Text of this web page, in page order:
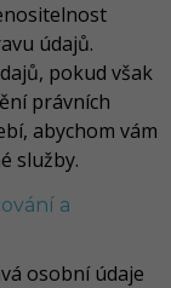
údajů.
pokud však
právních
abychom vám
služby.
a
osobní údaje